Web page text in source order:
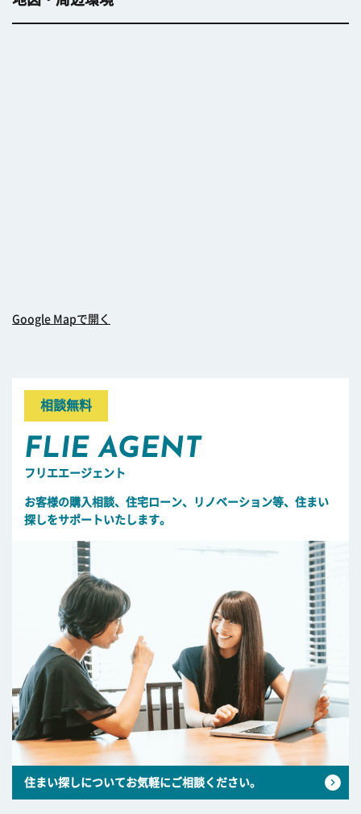
Google Mapで開く
相談無料
FLIE AGENT
フリエエージェント
お客様の購入相談、住宅ローン、リノベーション等、住まい
探しをサポートいたします。
住まい探しについてお気軽にご相談ください。